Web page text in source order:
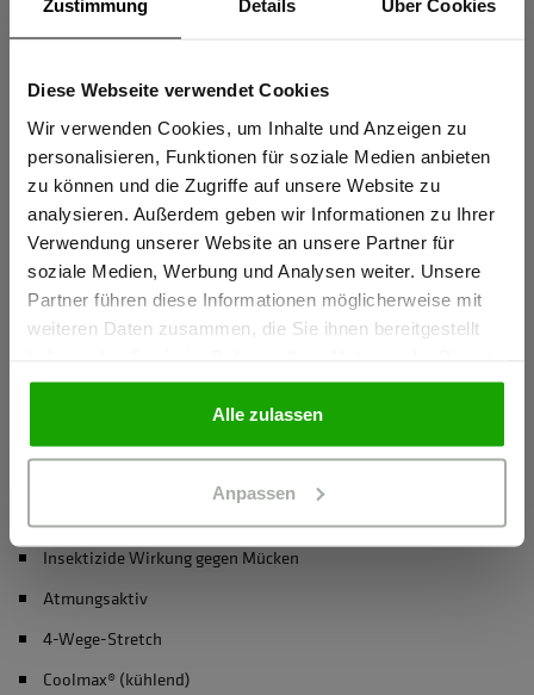
Zustimmung Details Über Cookies
Diese Webseite verwendet Cookies
Wir verwenden Cookies, um Inhalte und Anzeigen zu
personalisieren, Funktionen für soziale Medien anbieten
zu können und die Zugriffe auf unsere Website zu
analysieren. Außerdem geben wir Informationen zu Ihrer
Verwendung unserer Website an unsere Partner für
soziale Medien, Werbung und Analysen weiter. Unsere
Partner führen diese Informationen möglicherweise mit
weiteren Daten zusammen, die Sie ihnen bereitgestellt
gesammelt haben.
Alle zulassen
Anpassen
Coolmax® für effektiven Feuchtigkeitstransport – stets kühl
mehr anzeigen
Herstellerangaben
Schöffel PRO GmbH, Albert-Einstein-Strasse 1, 86830
Schwabmünchen, Deutschland
Materialeigenschaften
Insektizide Wirkung gegen Mücken
Atmungsaktiv
4-Wege-Stretch
Coolmax® (kühlend)
Sind Sie
Gewerbetreibender?
Ich bestätige, dass ich Gewerbetreibender bin. Alle
Preise werden netto ausgewiesen.